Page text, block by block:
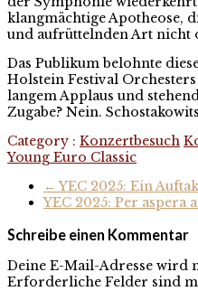
klangmächtige Apotheose,
und aufrüttelnden Art nicht
Das Publikum belohnte
Holstein Festival
langem Applaus und
Zugabe? Nein.
Category : Konzertbesuch
Young Euro Classic
← YEC 2025: Ein
YEC 2025: Per aspera
Schreibe einen Kommentar
Deine E-Mail-Adresse wird
Erforderliche Felder sind